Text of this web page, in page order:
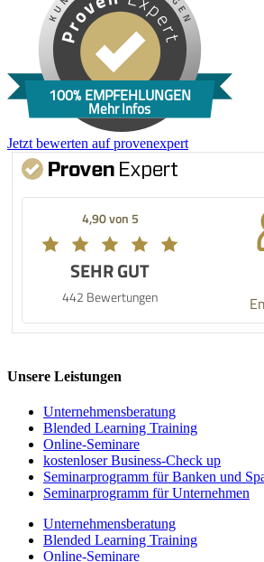
100% EMPFEHLUNGEN
Mehr Infos
Jetzt bewerten auf provenexpert
4,90 von 5
SEHR GUT
442 Bewertungen
Unsere Leistungen
Unternehmens­beratung
Blended Learning Training
Online-Seminare
kostenloser Business-Check up
Seminarprogramm für Banken und
Seminarprogramm für Unternehmen
Unternehmens­beratung
Blended Learning Training
Online-Seminare